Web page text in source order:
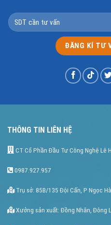
THÔNG TIN LIÊN HỆ
CT Cổ Phần Đầu Tư Công Nghệ Lê
0987.927.957
Trụ sở: 85B/135 Đội Cấn, P Ngọc
Xưởng sản xuất: Đồng Nhân, Đông